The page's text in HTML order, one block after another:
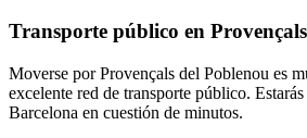
Transporte público en
Moverse por Provençals del Poblenou es
excelente red de transporte público.
Barcelona en cuestión de minutos.